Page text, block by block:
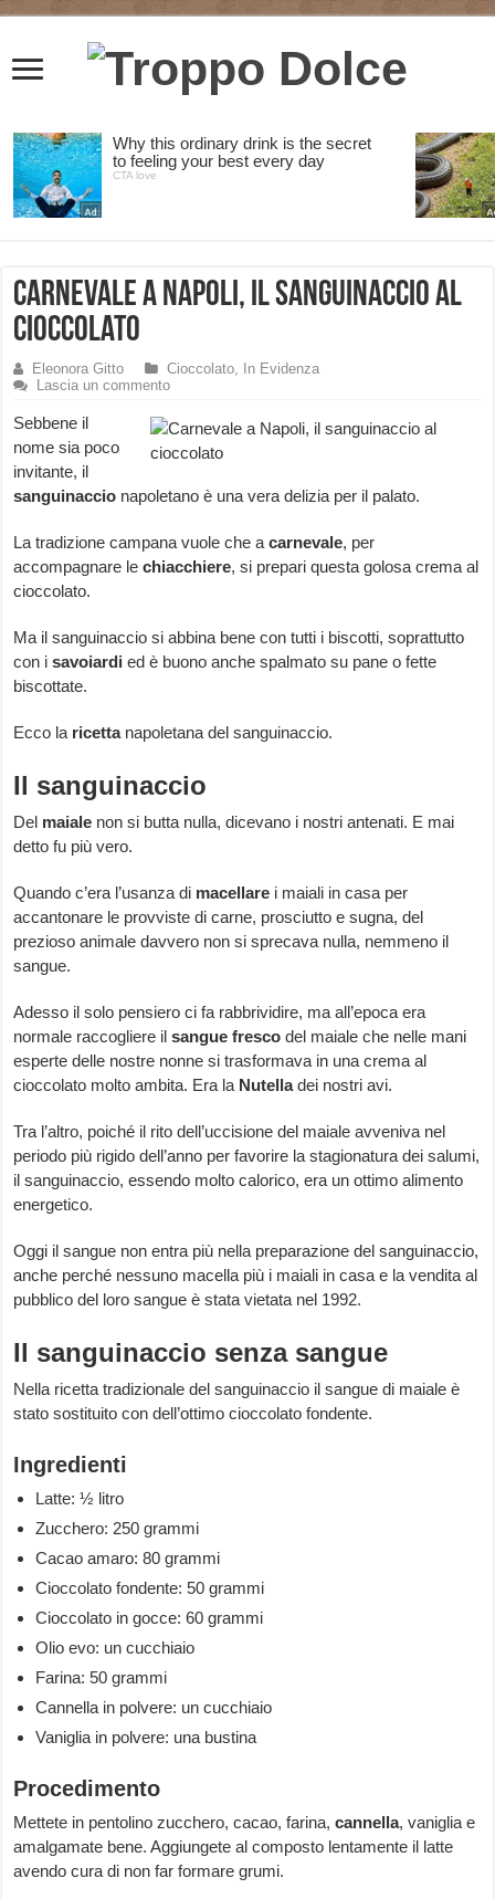
Carnevale a Napoli, il sanguinaccio al
cioccolato
Eleonora Gitto Cioccolato,
In Evidenza
Lascia un commento
Sebbene il
nome sia poco
invitante, il
sanguinaccio napoletano è una vera delizia per il palato.
La tradizione campana vuole che acarnevale, per
accompagnare lechiacchiere, si prepari questa golosa crema al
cioccolato.
Ma il sanguinaccio si abbina bene con tutti i biscotti, soprattutto
con isavoiardi ed è buono anche spalmato su pane o fette
biscottate.
Ecco la ricettanapoletana del sanguinaccio.
Il sanguinaccio
Del maiale non si butta nulla, dicevano i nostri antenati. E mai
detto fu più vero.
Quando c’era l’usanza di macellare i maiali in casa per
accantonare le provviste di carne, prosciutto e sugna, del
prezioso animale davvero non si sprecava nulla, nemmeno il
sangue.
Adesso il solo pensiero ci fa rabbrividire, ma all’epoca era
normale raccogliere ilsangue fresco del maiale che nelle mani
esperte delle nostre nonne si trasformava in una crema al
cioccolato molto ambita. Era la Nutelladei nostri avi.
Tra l’altro, poiché il rito dell’uccisione del maiale avveniva nel
periodo più rigido dell’anno per favorire la stagionatura dei salumi,
il sanguinaccio, essendo molto calorico, era un ottimo alimento
energetico.
Oggi il sangue non entra più nella preparazione del sanguinaccio,
anche perché nessuno macella più i maiali in casa e la vendita al
pubblico del loro sangue è stata vietata nel 1992.
Il sanguinaccio senza sangue
Nella ricetta tradizionale del sanguinaccio il sangue di maiale è
stato sostituito con dell’ottimo cioccolato fondente.
Ingredienti
Latte: ½ litro
Zucchero: 250 grammi
Cacao amaro: 80 grammi
Cioccolato fondente: 50 grammi
Cioccolato in gocce: 60 grammi
Olio evo: un cucchiaio
Farina: 50 grammi
Cannella in polvere: un cucchiaio
Vaniglia in polvere: una bustina
Procedimento
Mettete in pentolino zucchero, cacao, farina, cannella, vaniglia e
amalgamate bene. Aggiungete al composto lentamente il latte
avendo cura di non far formare grumi.